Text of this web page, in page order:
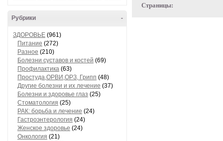
-
Рубрики
ЗДОРОВЬЕ (961)
Питание (272)
Разное (210)
Болезни суставов и костей (69)
Профилактика (63)
Простуда,ОРВИ,ОРЗ, Грипп (48)
Другие болезни и их лечение (37)
Болезни и здоровье глаз (25)
Стоматология (25)
РАК: борьба и лечение (24)
Гастроэнтерология (24)
Женское здоровье (24)
Онкология (21)
Страницы: